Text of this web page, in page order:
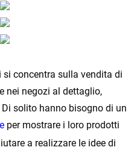
concentra sulla vendita di
nei negozi al dettaglio,
solito hanno bisogno di un
a realizzare le idee di